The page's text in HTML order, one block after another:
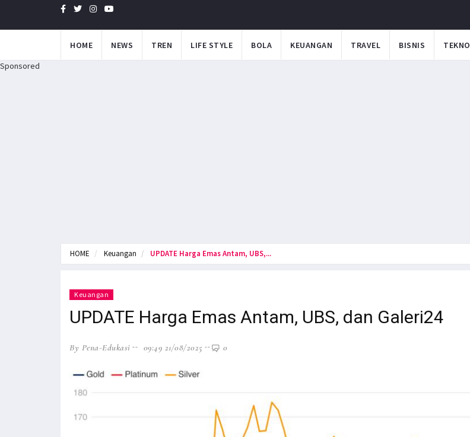
HOME NEWS TREN LIFE STYLE BOLA KEUANGAN TRAVEL BISNIS TEKNO
Sponsored
HOME Keuangan UPDATE Harga Emas Antam, UBS,...
Keuangan
UPDATE Harga Emas Antam, UBS, dan Galeri24
By Pena-Edukasi 09:49 21/08/2025 0